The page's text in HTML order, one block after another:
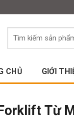
Tìm
CHỦ GIỚI
Từ